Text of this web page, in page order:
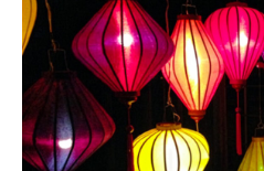
レンタサイクル
宿場町を歩こう！なめり
かわ宿場回廊